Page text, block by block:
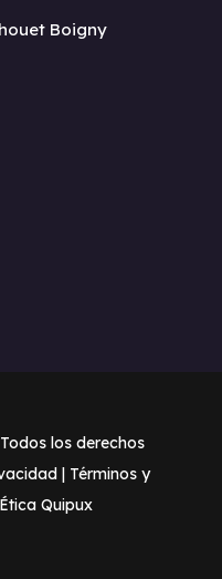
Boigny
los derechos
| Términos y
Quipux